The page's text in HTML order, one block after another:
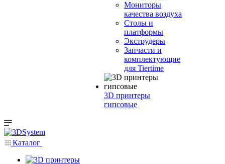
Мониторы
качества воздуха
Столы и
платформы
Экструдеры
Запчасти и
комплектующие
для Tiertime
3D принтеры
гипсовые
Каталог